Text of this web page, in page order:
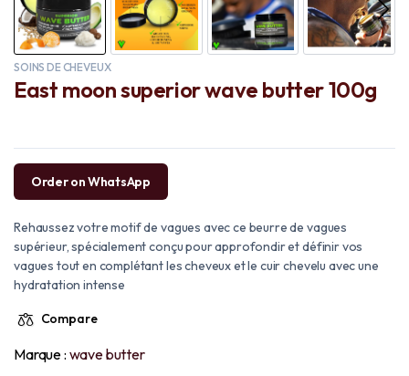
SOINS DE CHEVEUX
East moon superior wave butter 100g
Order on WhatsApp
Rehaussez votre motif de vagues avec ce beurre de vagues
supérieur, spécialement conçu pour approfondir et définir vos
vagues tout en complétant les cheveux et le cuir chevelu avec une
hydratation intense
Compare
Marque : wave butter